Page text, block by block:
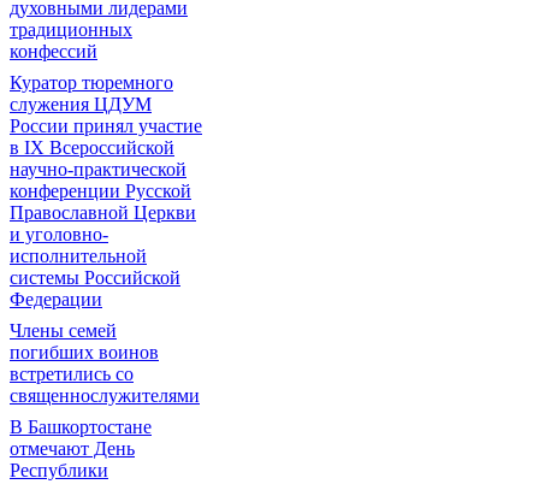
духовными лидерами
традиционных
конфессий
Куратор тюремного
служения ЦДУМ
России принял участие
в IX Всероссийской
научно-практической
конференции Русской
Православной Церкви
и уголовно-
исполнительной
системы Российской
Федерации
Члены семей
погибших воинов
встретились со
священнослужителями
В Башкортостане
отмечают День
Республики